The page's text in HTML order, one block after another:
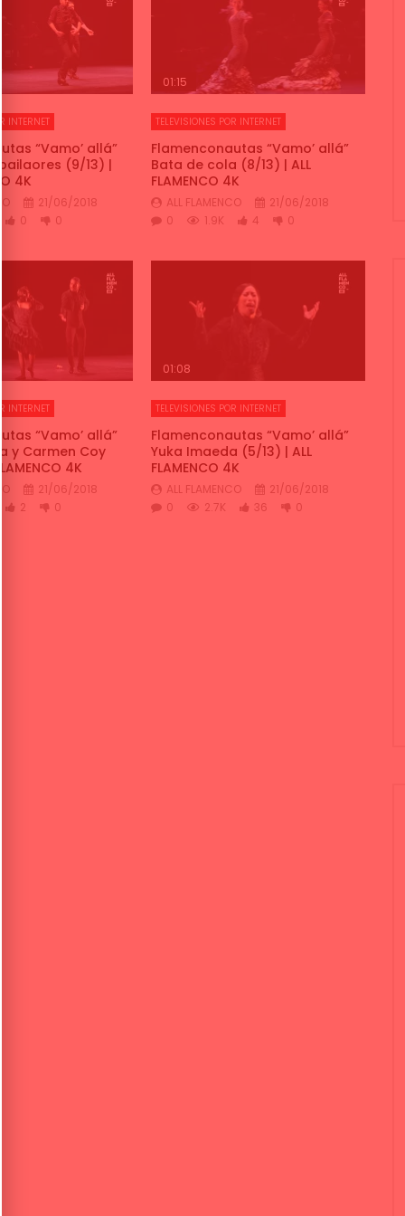
INTERNET
“Vamo’ allá”
(9/13) |
4K
21/06/2018
0 0
01:15
TELEVISIONES POR INTERNET
Flamenconautas “Vamo’ allá”
Bata de cola (8/13) | ALL
FLAMENCO 4K
ALL FLAMENCO
21/06/2018
0
1.9K 4 0
INTERNET
“Vamo’ allá”
y Carmen Coy
4K
21/06/2018
2 0
01:08
TELEVISIONES POR INTERNET
Flamenconautas “Vamo’ allá”
Yuka Imaeda (5/13) | ALL
FLAMENCO 4K
ALL FLAMENCO
21/06/2018
0
2.7K 36 0